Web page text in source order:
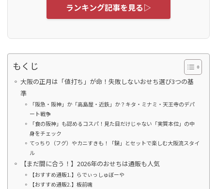
ランキング記事を見る▷
もくじ
大阪の正月は「値打ち」が命！失敗しないおせち選び3つの基
準
「阪急・阪神」か「高島屋・近鉄」か？キタ・ミナミ・天王寺のデパ
ート戦争
「食の阪神」も認めるコスパ！見た目だけじゃない「実質本位」の中
身をチェック
てっちり（フグ）やカニすきも！「鍋」とセットで楽しむ大阪流スタイ
ル
【まだ間に合う！】2026年のおせちは通販も人気
【おすすめ通販1.】らでぃっしゅぼーや
【おすすめ通販2.】板前魂